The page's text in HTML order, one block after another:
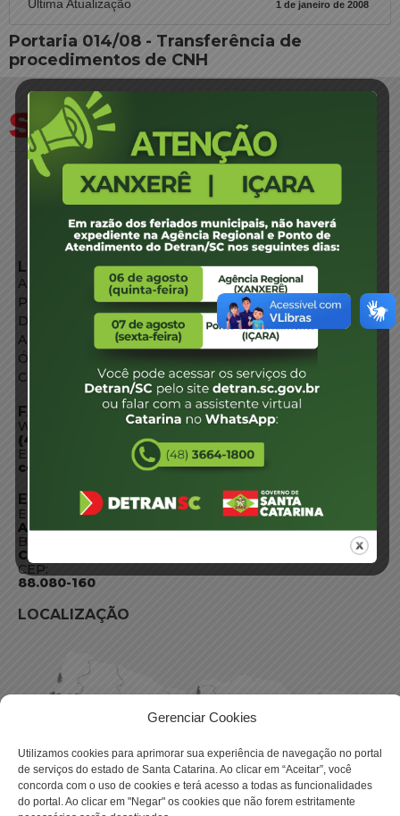
Gerenciar Cookies
Utilizamos cookies para aprimorar sua experiência de navegação no portal
de serviços do estado de Santa Catarina. Ao clicar em “Aceitar”, você
concorda com o uso de cookies e terá acesso a todas as funcionalidades
do portal. Ao clicar em "Negar" os cookies que não forem estritamente
Ultima Atualização 1 de janeiro de 2008
Portaria 014/08 - Transferência de
procedimentos de CNH
LINKS EXTERNOS
Agência de Notícias
Portal de Serviços
Diário Oficial
Acesso à Informação
Órgãos do Governo
Conheça SC
FALE CONOSCO
WhatsApp:
(48) 3664-1800
E-mail:
centraldeinformacoes@detran.sc.gov.br
ENDEREÇO
Endereço:
Av. Almirante Tamandaré - 480
Bairro:
Coqueiros, Florianópolis SC
CEP:
88.080-160
LOCALIZAÇÃO